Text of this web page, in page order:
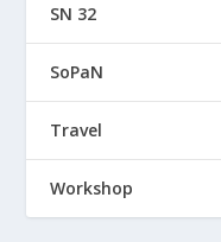
SN 32
SoPaN
Travel
Workshop